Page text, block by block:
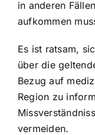
in anderen
aufkommen
Es ist ratsam,
über die
Bezug auf
Region zu
vermeiden.